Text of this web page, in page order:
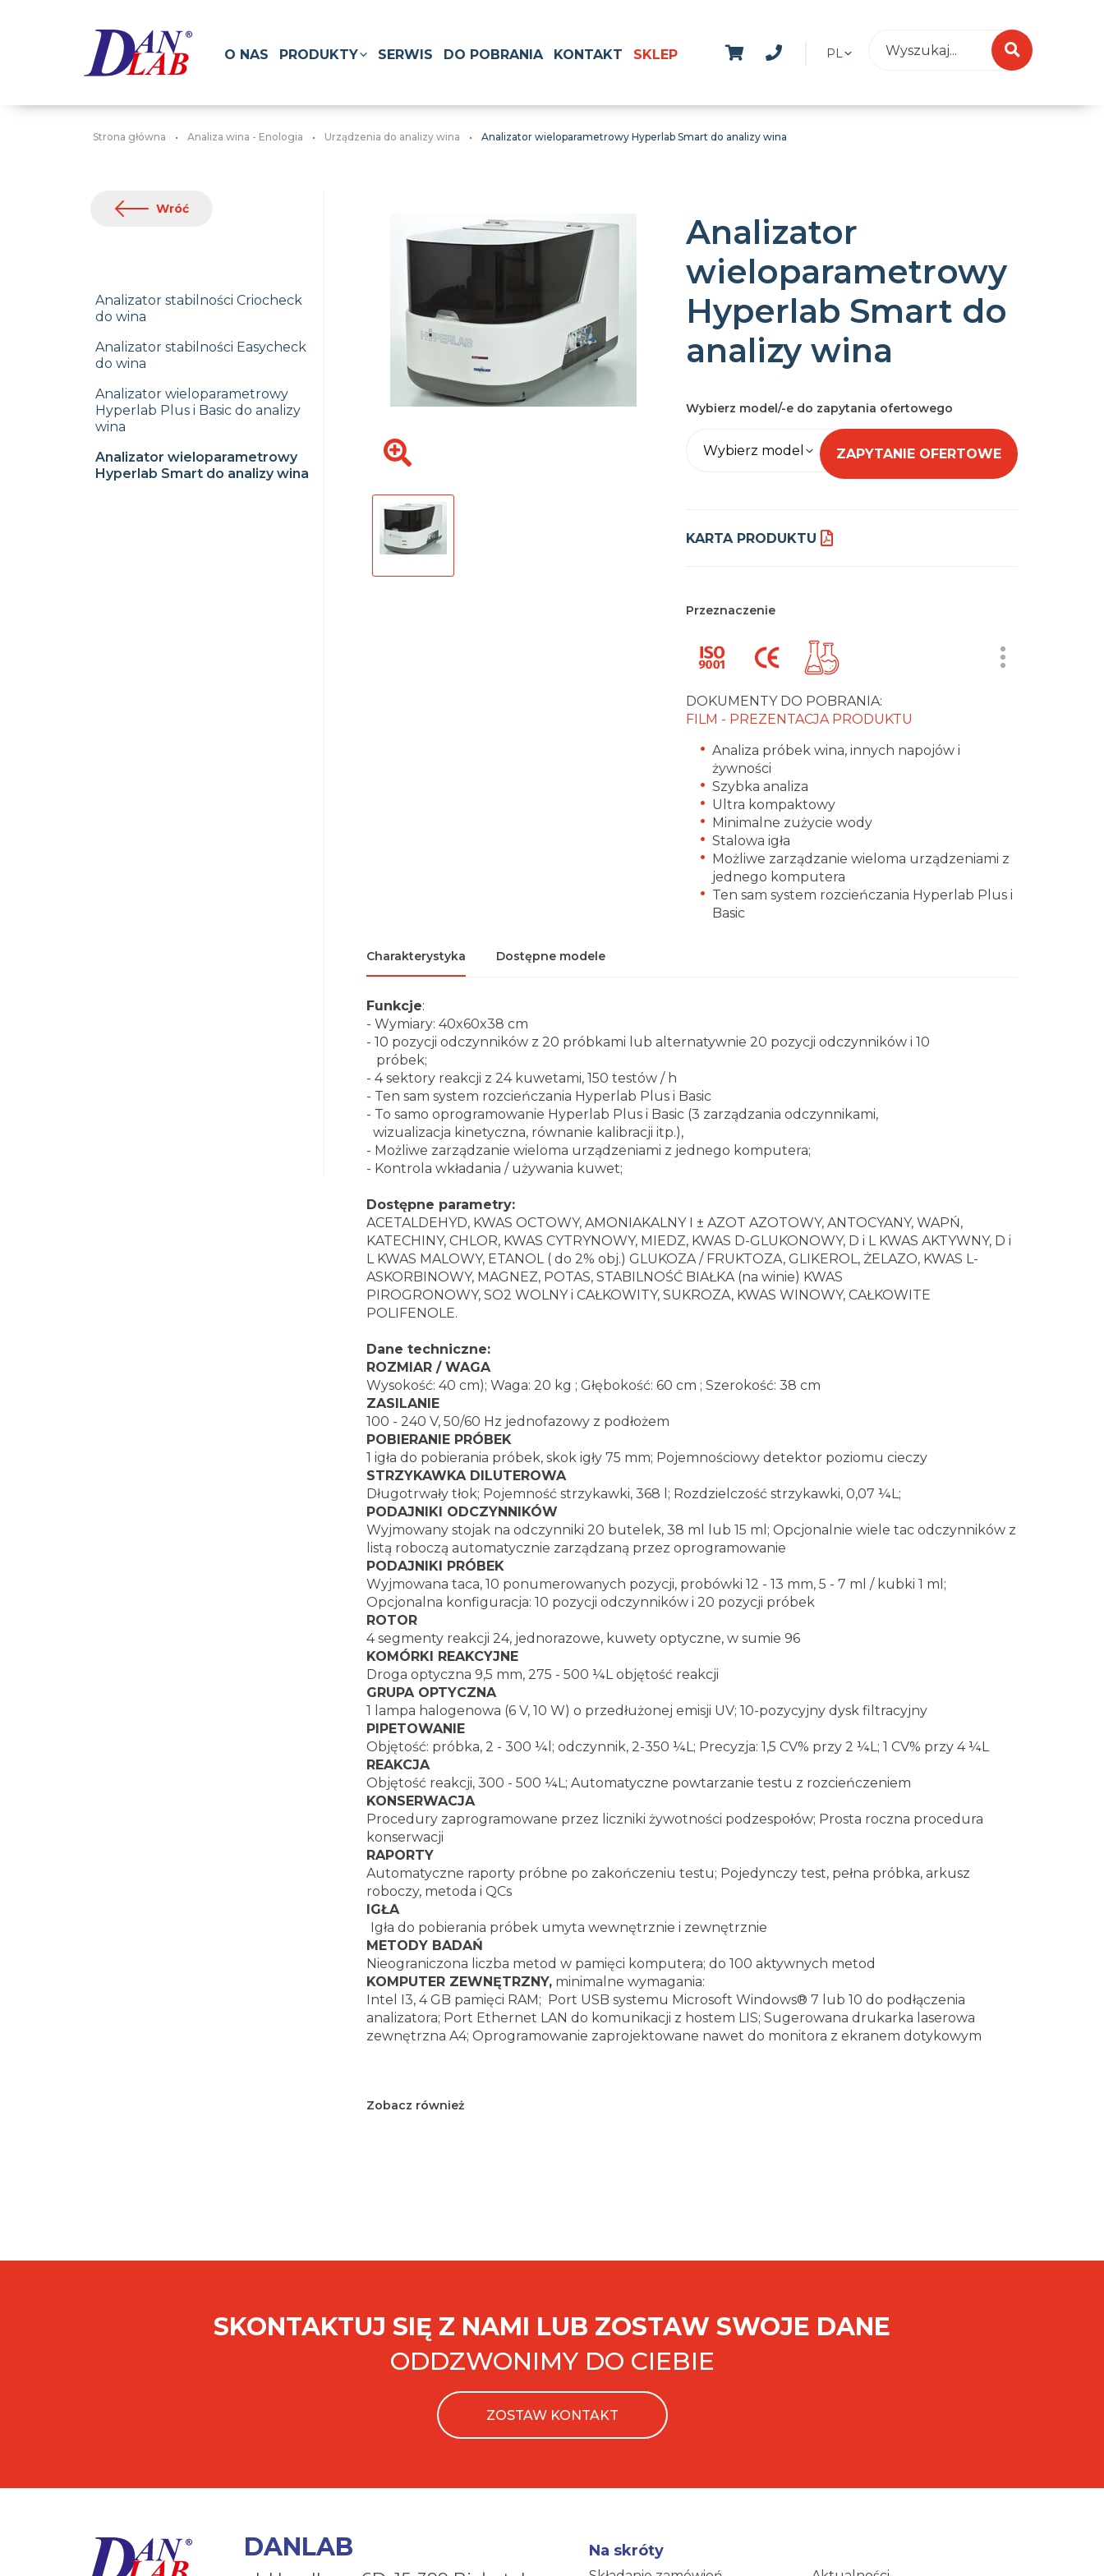
PL
O NAS PRODUKTY SERWIS DO POBRANIA KONTAKT SKLEP
Strona główna Analiza wina - Enologia Urządzenia do analizy wina Analizator wieloparametrowy Hyperlab Smart do analizy wina
Wróć
Analizator stabilności Criocheck
do wina
Analizator stabilności Easycheck
do wina
Analizator wieloparametrowy
Hyperlab Plus i Basic do analizy
wina
Analizator wieloparametrowy
Hyperlab Smart do analizy wina
Analizator
wieloparametrowy
Hyperlab Smart do
analizy wina
Wybierz model/-e do zapytania ofertowego
Wybierz model ZAPYTANIE OFERTOWE
KARTA PRODUKTU
Przeznaczenie
DOKUMENTY DO POBRANIA:
FILM - PREZENTACJA PRODUKTU
Analiza próbek wina, innych napojów i
żywności
Szybka analiza
Ultra kompaktowy
Minimalne zużycie wody
Stalowa igła
Możliwe zarządzanie wieloma urządzeniami z
jednego komputera
Ten sam system rozcieńczania Hyperlab Plus i
Basic
Charakterystyka Dostępne modele
Funkcje:
- Wymiary: 40x60x38 cm
- 10 pozycji odczynników z 20 próbkami lub alternatywnie 20 pozycji odczynników i 10
próbek;
- 4 sektory reakcji z 24 kuwetami, 150 testów / h
- Ten sam system rozcieńczania Hyperlab Plus i Basic
- To samo oprogramowanie Hyperlab Plus i Basic (3 zarządzania odczynnikami,
wizualizacja kinetyczna, równanie kalibracji itp.),
- Możliwe zarządzanie wieloma urządzeniami z jednego komputera;
- Kontrola wkładania / używania kuwet;
Dostępne parametry:
ACETALDEHYD, KWAS OCTOWY, AMONIAKALNY I ± AZOT AZOTOWY, ANTOCYANY, WAPŃ,
KATECHINY, CHLOR, KWAS CYTRYNOWY, MIEDZ, KWAS D-GLUKONOWY, D i L KWAS AKTYWNY, D i
L KWAS MALOWY, ETANOL ( do 2% obj.) GLUKOZA / FRUKTOZA, GLIKEROL, ŻELAZO, KWAS L-
ASKORBINOWY, MAGNEZ, POTAS, STABILNOŚĆ BIAŁKA (na winie) KWAS
PIROGRONOWY, SO2 WOLNY i CAŁKOWITY, SUKROZA, KWAS WINOWY, CAŁKOWITE
POLIFENOLE.
Dane techniczne:
ROZMIAR / WAGA
Wysokość: 40 cm); Waga: 20 kg ; Głębokość: 60 cm ; Szerokość: 38 cm
ZASILANIE
100 - 240 V, 50/60 Hz jednofazowy z podłożem
POBIERANIE PRÓBEK
1 igła do pobierania próbek, skok igły 75 mm; Pojemnościowy detektor poziomu cieczy
STRZYKAWKA DILUTEROWA
Długotrwały tłok; Pojemność strzykawki, 368 l; Rozdzielczość strzykawki, 0,07 ¼L;
PODAJNIKI ODCZYNNIKÓW
Wyjmowany stojak na odczynniki 20 butelek, 38 ml lub 15 ml; Opcjonalnie wiele tac odczynników z
listą roboczą automatycznie zarządzaną przez oprogramowanie
PODAJNIKI PRÓBEK
Wyjmowana taca, 10 ponumerowanych pozycji, probówki 12 - 13 mm, 5 - 7 ml / kubki 1 ml;
Opcjonalna konfiguracja: 10 pozycji odczynników i 20 pozycji próbek
ROTOR
4 segmenty reakcji 24, jednorazowe, kuwety optyczne, w sumie 96
KOMÓRKI REAKCYJNE
Droga optyczna 9,5 mm, 275 - 500 ¼L objętość reakcji
GRUPA OPTYCZNA
1 lampa halogenowa (6 V, 10 W) o przedłużonej emisji UV; 10-pozycyjny dysk filtracyjny
PIPETOWANIE
Objętość: próbka, 2 - 300 ¼l; odczynnik, 2-350 ¼L; Precyzja: 1,5 CV% przy 2 ¼L; 1 CV% przy 4 ¼L
REAKCJA
Objętość reakcji, 300 - 500 ¼L; Automatyczne powtarzanie testu z rozcieńczeniem
KONSERWACJA
Procedury zaprogramowane przez liczniki żywotności podzespołów; Prosta roczna procedura
konserwacji
RAPORTY
Automatyczne raporty próbne po zakończeniu testu; Pojedynczy test, pełna próbka, arkusz
roboczy, metoda i QCs
IGŁA
Igła do pobierania próbek umyta wewnętrznie i zewnętrznie
METODY BADAŃ
Nieograniczona liczba metod w pamięci komputera; do 100 aktywnych metod
KOMPUTER ZEWNĘTRZNY, minimalne wymagania:
Intel I3, 4 GB pamięci RAM; Port USB systemu Microsoft Windows® 7 lub 10 do podłączenia
analizatora; Port Ethernet LAN do komunikacji z hostem LIS; Sugerowana drukarka laserowa
zewnętrzna A4; Oprogramowanie zaprojektowane nawet do monitora z ekranem dotykowym
Zobacz również
SKONTAKTUJ SIĘ Z NAMI LUB ZOSTAW SWOJE DANE
ODDZWONIMY DO CIEBIE
ZOSTAW KONTAKT
DANLAB Na skróty